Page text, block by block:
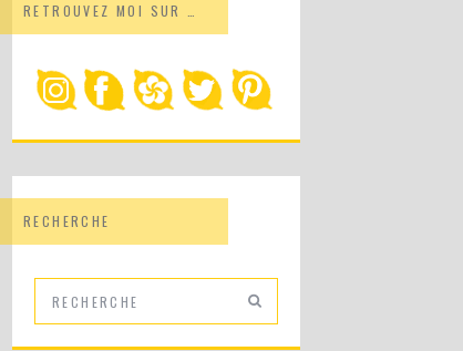
RETROUVEZ MOI SUR …
RECHERCHE